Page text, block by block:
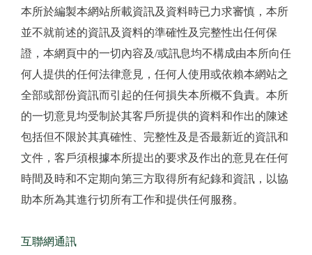
本所於編製本網站所載資訊及資料時已力求審慎，本所
並不就前述的資訊及資料的準確性及完整性出任何保
證，本網頁中的一切內容及/或訊息均不構成由本所向任
何人提供的任何法律意見，任何人使用或依賴本網站之
全部或部份資訊而引起的任何損失本所概不負責。本所
的一切意見均受制於其客戶所提供的資料和作出的陳述
包括但不限於其真確性、完整性及是否最新近的資訊和
文件，客戶須根據本所提出的要求及作出的意見在任何
時間及時和不定期向第三方取得所有紀錄和資訊，以協
助本所為其進行切所有工作和提供任何服務。
互聯網通訊